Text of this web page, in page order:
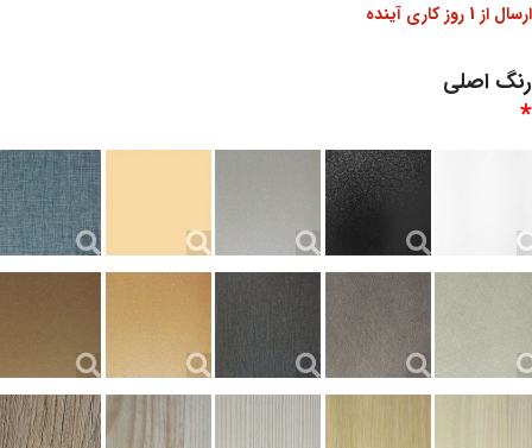
ارسال از 1 روز کاری آینده
رنگ اصلی
*